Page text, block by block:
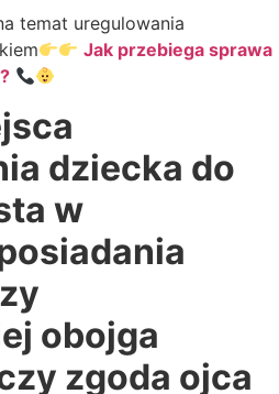
temat uregulowania
Jak przebiega sprawa
dziecka do
w
obojga
zgoda ojca